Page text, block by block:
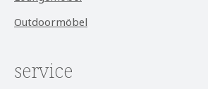
Outdoormöbel
service